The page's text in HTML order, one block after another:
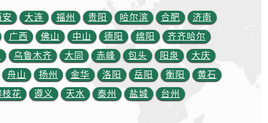
安 大连 福州 贵阳 哈尔滨 合肥
济南
广西 佛山 中山 德阳 绵阳
齐齐哈尔
乌鲁木齐 大同 赤峰 包头 阳泉
大庆
舟山 扬州 金华 洛阳 岳阳 衡阳
黄石
枝花 遵义 天水 泰州 盐城 台州